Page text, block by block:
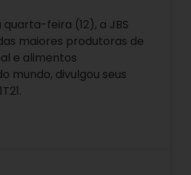
feira (12), a JBS
maiores produtoras de
e alimentos
mundo, divulgou seus